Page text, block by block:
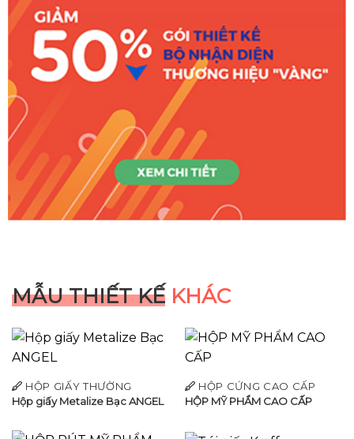
MẪU THIẾT KẾ KHÁC
HỘP GIẤY THƯỜNG
Hộp giấy Metalize Bạc ANGEL
HỘP CỨNG CAO CẤP
HỘP MỸ PHẨM CAO CẤP